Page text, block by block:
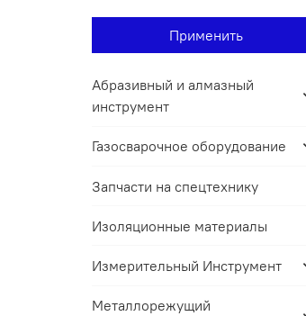
Применить
Абразивный и алмазный
инструмент
Газосварочное оборудование
Запчасти на спецтехнику
Изоляционные материалы
Измерительный Инструмент
Металлорежущий